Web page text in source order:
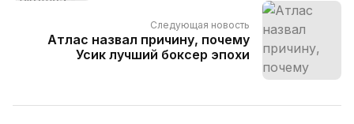
Следующая новость
Атлас назвал причину, почему
Усик лучший боксер эпохи